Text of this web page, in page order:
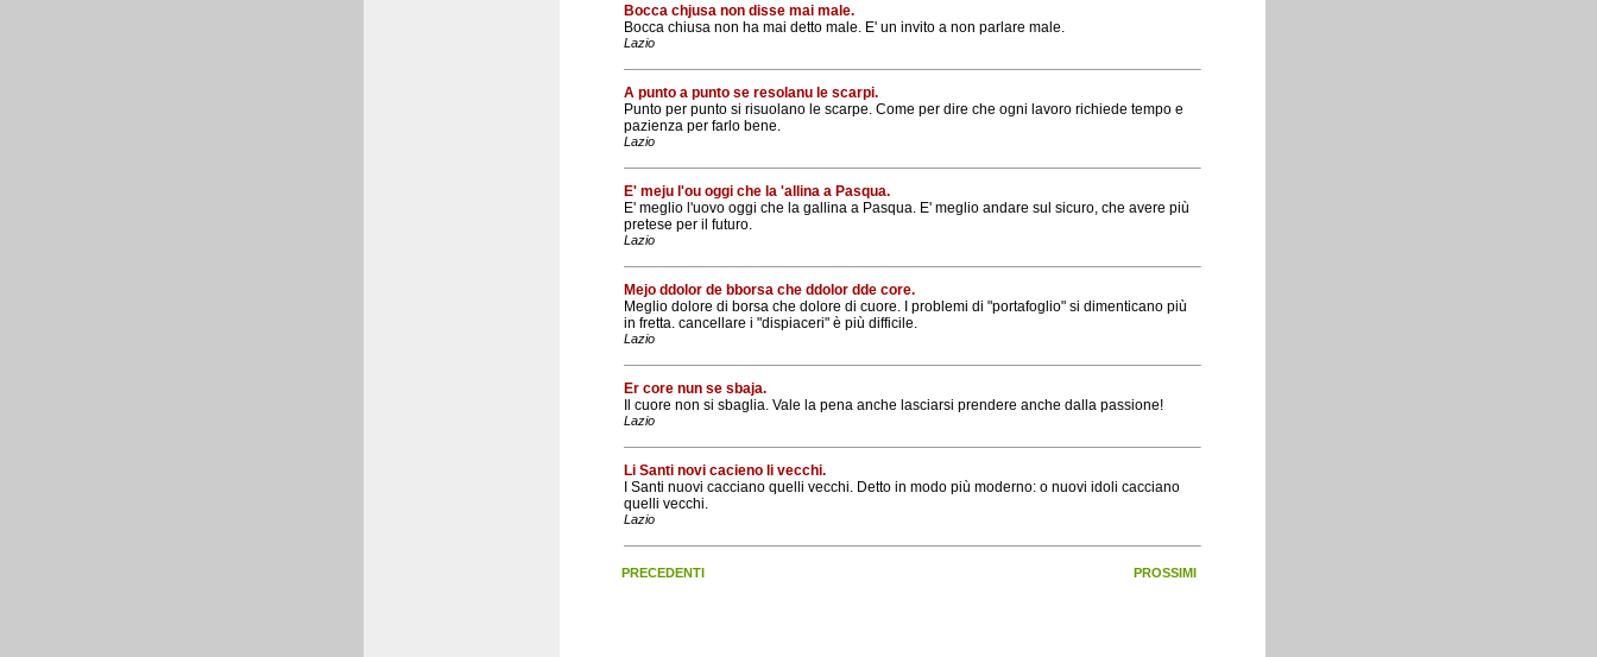
Bocca chjusa non disse mai male.
Bocca chiusa non ha mai detto male. E' un invito a non parlare male.
Lazio
A punto a punto se resolanu le scarpi.
Punto per punto si risuolano le scarpe. Come per dire che ogni lavoro richiede tempo e
pazienza per farlo bene.
Lazio
E' meju l'ou oggi che la 'allina a Pasqua.
E' meglio l'uovo oggi che la gallina a Pasqua. E' meglio andare sul sicuro, che avere più
pretese per il futuro.
Lazio
Mejo ddolor de bborsa che ddolor dde core.
Meglio dolore di borsa che dolore di cuore. I problemi di "portafoglio" si dimenticano più
in fretta. cancellare i "dispiaceri" è più difficile.
Lazio
Er core nun se sbaja.
Il cuore non si sbaglia. Vale la pena anche lasciarsi prendere anche dalla passione!
Lazio
Li Santi novi cacieno li vecchi.
I Santi nuovi cacciano quelli vecchi. Detto in modo più moderno: o nuovi idoli cacciano
quelli vecchi.
Lazio
PRECEDENTI PROSSIMI